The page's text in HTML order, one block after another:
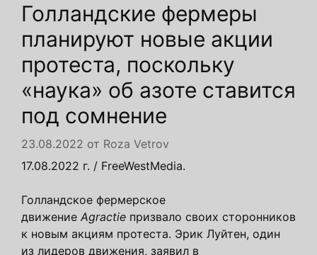
Голландские фермеры
планируют новые акции
протеста, поскольку
«наука» об азоте ставится
под сомнение
23.08.2022 от Roza Vetrov
17.08.2022 г. / FreeWestMedia.
Голландское фермерское
движение Agractie призвало своих сторонников
к новым акциям протеста. Эрик Луйтен, один
из лидеров движения, заявил в